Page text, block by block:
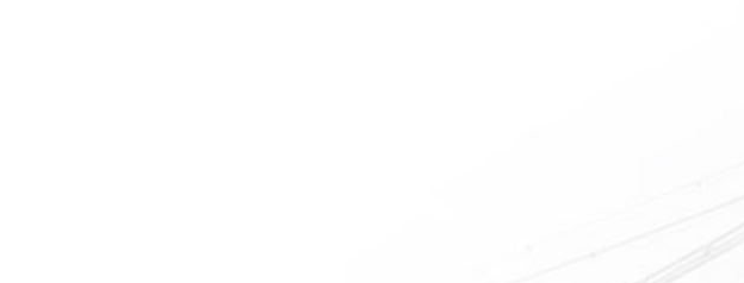
老年人因为身体机能的衰退和年纪的增大，很容易因